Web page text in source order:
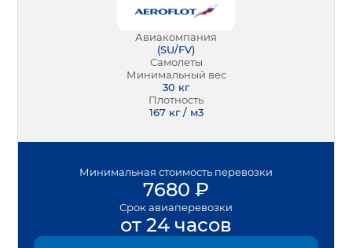
Авиакомпания
(SU/FV)
Самолеты
Минимальный вес
30 кг
Плотность
167 кг / м3
Минимальная стоимость перевозки
7680 ₽
Срок авиаперевозки
от 24 часов